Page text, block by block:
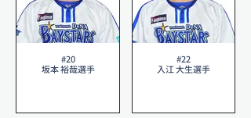
#20
坂本 裕哉選手
#22
入江 大生選手